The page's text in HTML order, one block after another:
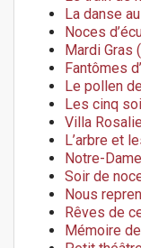
La danse
Noces
Mardi Gras
Fantômes
Le pollen
Les cinq
Villa
L’arbre et
Notre-
Soir de
Nous
Rêves de
Mémoire